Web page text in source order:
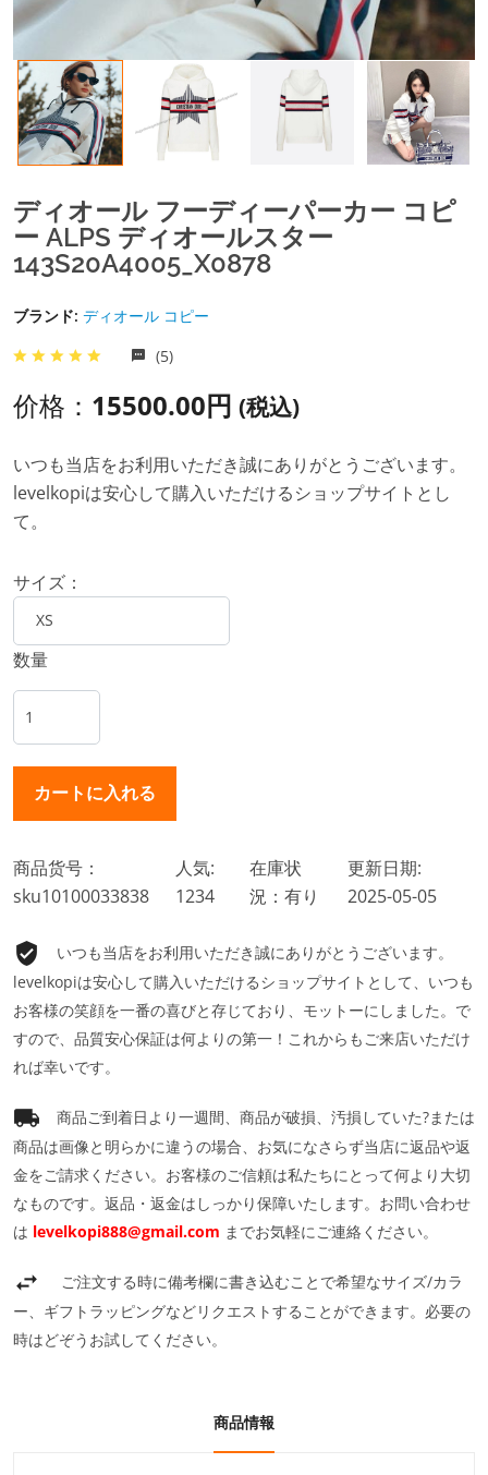
ディオール フーディーパーカー コピ
ー ALPS ディオールスター
143S20A4005_X0878
ブランド: ディオール コピー
(5)
价格： 15500.00円 (税込)
いつも当店をお利用いただき誠にありがとうございます。
levelkopiは安心して購入いただけるショップサイトとし
て。
サイズ：
数量
商品货号：
sku10100033838
人気:
1234
在庫状
況：有り
更新日期:
2025-05-05
いつも当店をお利用いただき誠にありがとうございます。
levelkopiは安心して購入いただけるショップサイトとして、いつも
お客様の笑顔を一番の喜びと存じており、モットーにしました。で
すので、品質安心保証は何よりの第一！これからもご来店いただけ
れば幸いです。
商品ご到着日より一週間、商品が破損、汚損していた?または
商品は画像と明らかに違うの場合、お気になさらず当店に返品や返
金をご請求ください。お客様のご信頼は私たちにとって何より大切
なものです。返品・返金はしっかり保障いたします。お問い合わせ
は levelkopi888@gmail.com までお気軽にご連絡ください。
ご注文する時に備考欄に書き込むことで希望なサイズ/カラ
ー、ギフトラッピングなどリクエストすることができます。必要の
時はどぞうお試してください。
商品情報